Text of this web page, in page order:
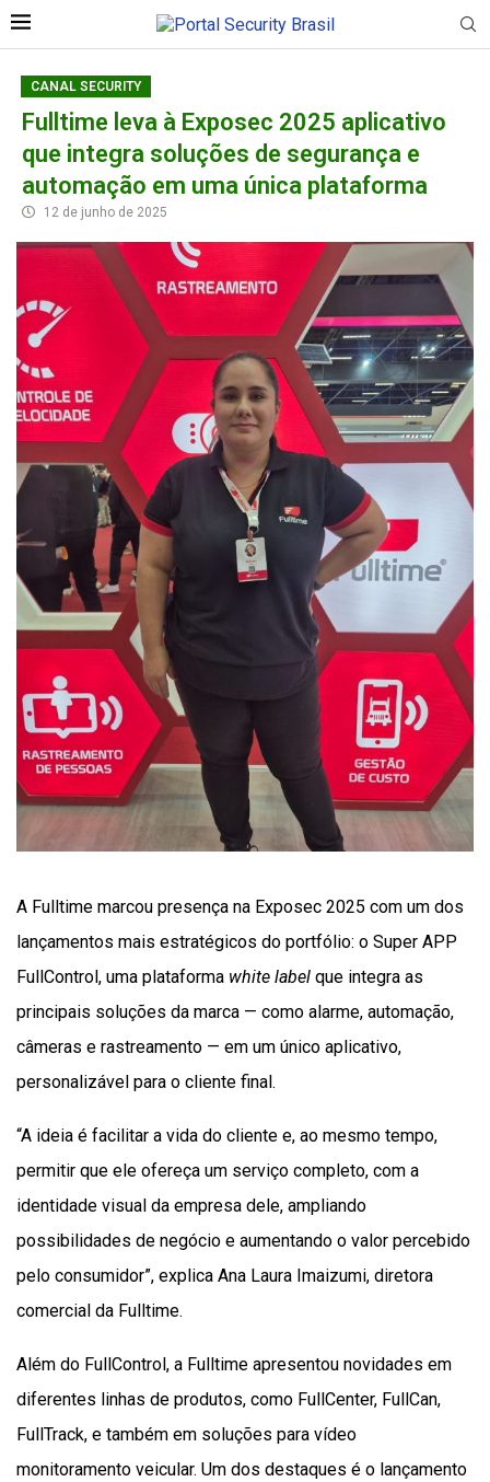
CANAL SECURITY
Fulltime leva à Exposec 2025 aplicativo
que integra soluções de segurança e
automação em uma única plataforma
12 de junho de 2025
A Fulltime marcou presença na Exposec 2025 com um dos
lançamentos mais estratégicos do portfólio: o Super APP
FullControl, uma plataforma white label que integra as
principais soluções da marca — como alarme, automação,
câmeras e rastreamento — em um único aplicativo,
personalizável para o cliente final.
“A ideia é facilitar a vida do cliente e, ao mesmo tempo,
permitir que ele ofereça um serviço completo, com a
identidade visual da empresa dele, ampliando
possibilidades de negócio e aumentando o valor percebido
pelo consumidor”, explica Ana Laura Imaizumi, diretora
comercial da Fulltime.
Além do FullControl, a Fulltime apresentou novidades em
diferentes linhas de produtos, como FullCenter, FullCan,
FullTrack, e também em soluções para vídeo
monitoramento veicular. Um dos destaques é o lançamento